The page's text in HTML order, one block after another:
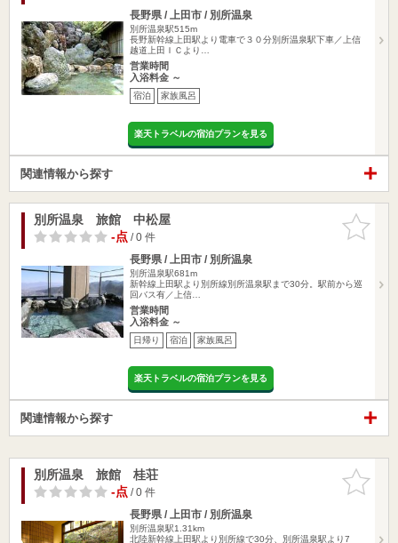
長野県 / 上田市 / 別所温泉
別所温泉駅515m
長野新幹線上田駅より電車で３０分別所温泉駅下車／上信
越道上田ＩＣより…
営業時間
入浴料金 ～
宿泊 家族風呂
楽天トラベルの宿泊プランを見る
関連情報から探す
お気に入
りに追加
別所温泉 旅館 中松屋
-点/ 0 件
長野県 / 上田市 / 別所温泉
別所温泉駅681m
新幹線上田駅より別所線別所温泉駅まで30分。駅前から巡
回バス有／上信…
営業時間
入浴料金 ～
日帰り 宿泊 家族風呂
楽天トラベルの宿泊プランを見る
関連情報から探す
お気に入
りに追加
別所温泉 旅館 桂荘
-点/ 0 件
長野県 / 上田市 / 別所温泉
別所温泉駅1.31km
北陸新幹線上田駅より別所線で30分、別所温泉駅より7